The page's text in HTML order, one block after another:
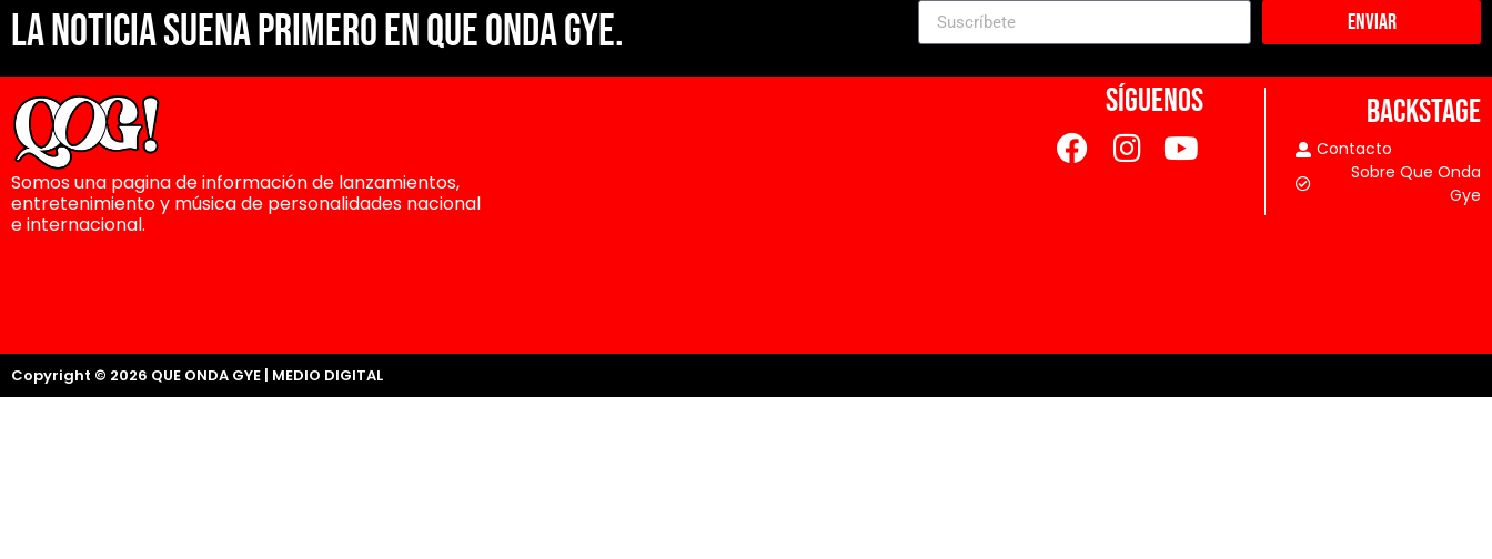
La noticia suena primero en Que Onda Gye. Enviar
Somos una pagina de información de lanzamientos,
entretenimiento y música de personalidades nacional
e internacional.
SÍGUENOS BACKSTAGE
Contacto
Sobre Que Onda
Gye
Copyright © 2026 QUE ONDA GYE | MEDIO DIGITAL